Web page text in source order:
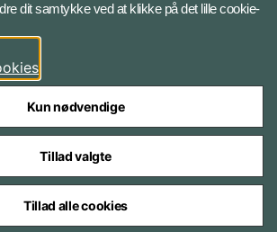
under Forsvarsministeriet
dit samtykke ved at klikke på det lille cookie-
Kun nødvendige
Tillad valgte
Tillad alle cookies